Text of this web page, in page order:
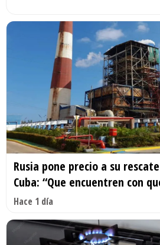
Rusia pone precio a su
Cuba: “Que encuentren con
Hace 1 día